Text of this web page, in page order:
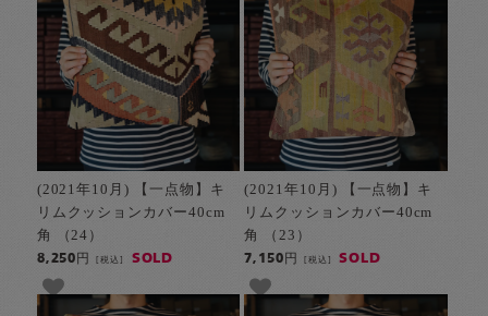
(2021年10月) 【一点物】キ
リムクッションカバー40cm
角 （24）
8,250円[税込] SOLD
(2021年10月) 【一点物】キ
リムクッションカバー40cm
角 （23）
7,150円 [税込] SOLD